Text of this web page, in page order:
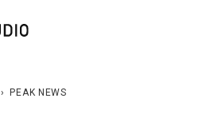
› PEAK NEWS